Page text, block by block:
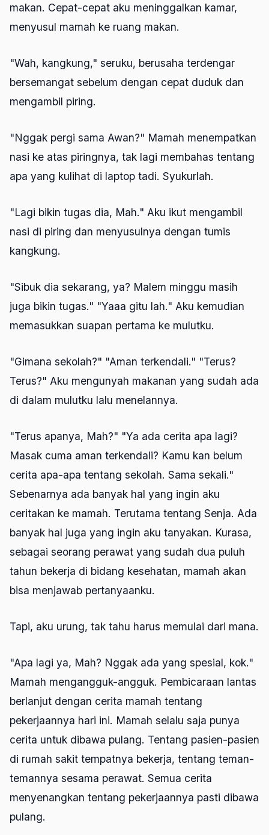
makan. Cepat-cepat aku meninggalkan kamar,
menyusul mamah ke ruang makan.
"Wah, kangkung," seruku, berusaha terdengar
bersemangat sebelum dengan cepat duduk dan
mengambil piring.
"Nggak pergi sama Awan?" Mamah menempatkan
nasi ke atas piringnya, tak lagi membahas tentang
apa yang kulihat di laptop tadi. Syukurlah.
"Lagi bikin tugas dia, Mah." Aku ikut mengambil
nasi di piring dan menyusulnya dengan tumis
kangkung.
"Sibuk dia sekarang, ya? Malem minggu masih
juga bikin tugas." "Yaaa gitu lah." Aku kemudian
memasukkan suapan pertama ke mulutku.
"Gimana sekolah?" "Aman terkendali." "Terus?
Terus?" Aku mengunyah makanan yang sudah ada
di dalam mulutku lalu menelannya.
"Terus apanya, Mah?" "Ya ada cerita apa lagi?
Masak cuma aman terkendali? Kamu kan belum
cerita apa-apa tentang sekolah. Sama sekali."
Sebenarnya ada banyak hal yang ingin aku
ceritakan ke mamah. Terutama tentang Senja. Ada
banyak hal juga yang ingin aku tanyakan. Kurasa,
sebagai seorang perawat yang sudah dua puluh
tahun bekerja di bidang kesehatan, mamah akan
bisa menjawab pertanyaanku.
Tapi, aku urung, tak tahu harus memulai dari mana.
"Apa lagi ya, Mah? Nggak ada yang spesial, kok."
Mamah mengangguk-angguk. Pembicaraan lantas
berlanjut dengan cerita mamah tentang
pekerjaannya hari ini. Mamah selalu saja punya
cerita untuk dibawa pulang. Tentang pasien-pasien
di rumah sakit tempatnya bekerja, tentang teman-
temannya sesama perawat. Semua cerita
menyenangkan tentang pekerjaannya pasti dibawa
pulang.